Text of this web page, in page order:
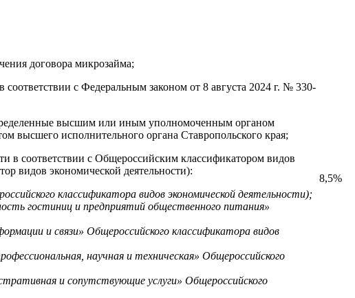
договора микрозайма;
с Федеральным законом от 8 августа 2024 г. № 330-
высшим или иным уполномоченным органом
высшего исполнительного органа Ставропольского края;
соответствии с Общероссийским классификатором видов
видов экономической деятельности):
классификатора видов экономической деятельности);
гостиниц и предприятий общественного питания»
и связи» Общероссийского классификатора видов
научная и техническая» Общероссийского
и сопутствующие услуги» Общероссийского
8,5%